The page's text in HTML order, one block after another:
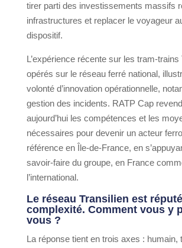
tirer parti des investissements massifs
infrastructures et replacer le voyageur
dispositif.
L’expérience récente sur les tram-trains
opérés sur le réseau ferré national,
volonté d’innovation opérationnelle,
gestion des incidents. RATP Cap
aujourd’hui les compétences et les
nécessaires pour devenir un acteur
référence en Île-de-France, en
savoir-faire du groupe, en France
l’international.
Le réseau Transilien est
complexité. Comment vous y
vous ?
La réponse tient en trois axes : humain,